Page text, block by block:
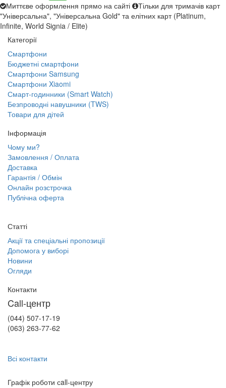
Миттєве оформлення прямо на сайті
Тільки для тримачів карт
"Універсальна", "Універсальна Gold" та елітних карт (Platinum,
Infinite, World Signia / Elite)
Категорії
Смартфони
Бюджетні смартфони
Смартфони Samsung
Смартфони Xiaomi
Смарт-годинники (Smart Watch)
Безпроводні навушники (TWS)
Товари для дітей
Інформація
Чому ми?
Замовлення / Оплата
Доставка
Гарантія / Обмін
Онлайн розстрочка
Публічна оферта
Статті
Акції та спеціальні пропозиції
Допомога у виборі
Новини
Огляди
Контакти
Call-центр
(044) 507-17-19
(063) 263-77-62
Всі контакти
Графік роботи сall-центру